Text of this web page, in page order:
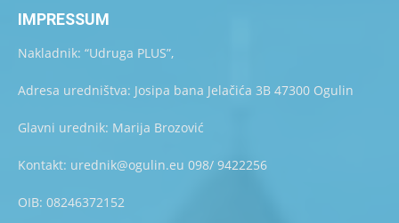
IMPRESSUM
Nakladnik: “Udruga PLUS”,
Adresa uredništva: Josipa bana Jelačića 3B 47300 Ogulin
Glavni urednik: Marija Brozović
Kontakt: urednik@ogulin.eu 098/ 9422256
OIB: 08246372152